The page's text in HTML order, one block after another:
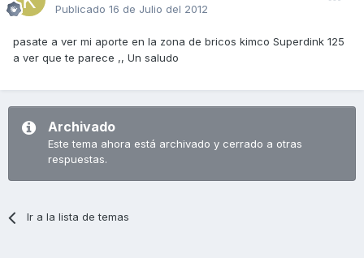
Publicado 16 de Julio del 2012
pasate a ver mi aporte en la zona de bricos kimco Superdink 125
a ver que te parece ,, Un saludo
Archivado
Este tema ahora está archivado y cerrado a otras
respuestas.
Ir a la lista de temas